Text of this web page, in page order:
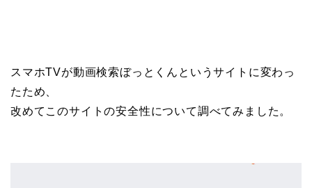
スマホTVが動画検索ぼっとくんというサイトに変わっ
たため、
改めてこのサイトの安全性について調べてみました。